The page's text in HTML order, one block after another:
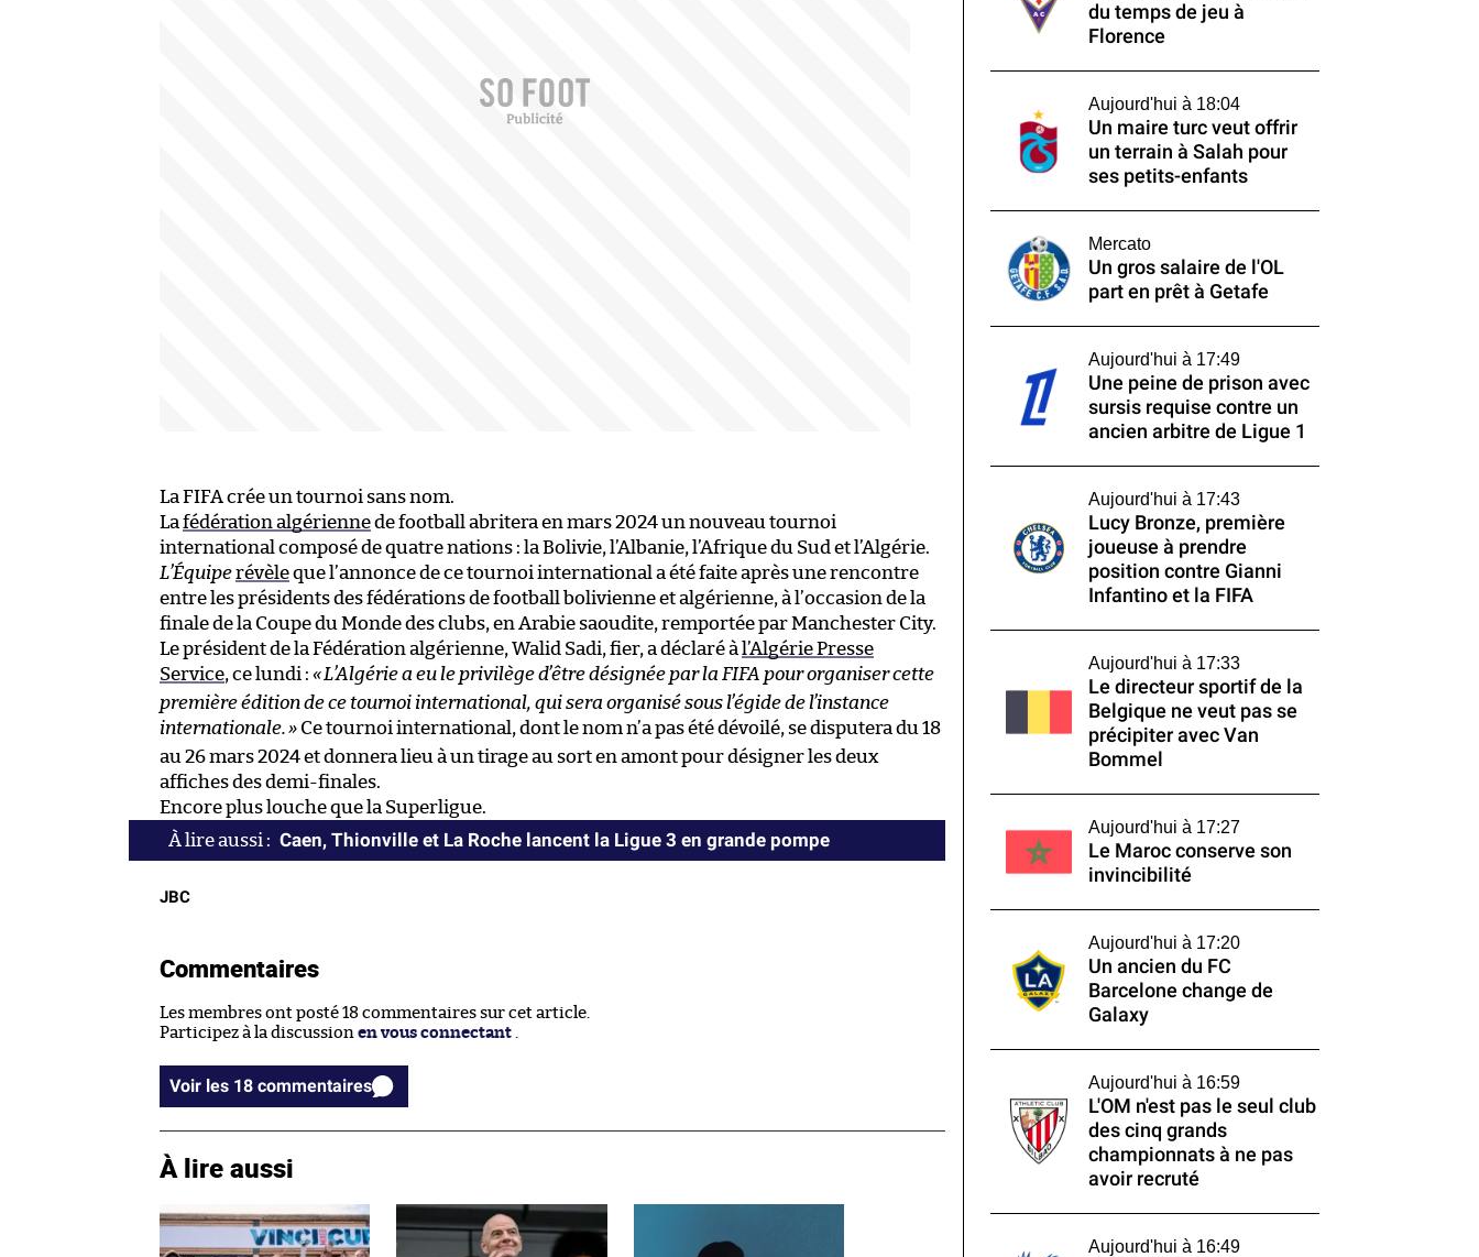
La FIFA crée un tournoi sans nom.
La fédération algériennede football abritera en mars 2024 un nouveau tournoi
international composé de quatre nations : la Bolivie, l’Albanie, l’Afrique du Sud et l’Algérie.
L’Équiperévèleque l’annonce de ce tournoi international a été faite après une rencontre
entre les présidents des fédérations de football bolivienne et algérienne, à l’occasion de la
finale de la Coupe du Monde des clubs, en Arabie saoudite, remportée par Manchester City.
Le président de la Fédération algérienne, Walid Sadi, fier, a déclaré à l’Algérie Presse
Service, ce lundi : «L’Algérie a eu le privilège d’être désignée par la FIFA pour organiser cette
première édition de ce tournoi international, qui sera organisé sous l’égide de l’instance
internationale.» Ce tournoi international, dont le nom n’a pas été dévoilé, se disputera du 18
au 26 mars 2024 et donnera lieu à un tirage au sort en amont pour désigner les deux
affiches des demi-finales.
Encore plus louche que la Superligue.
Caen, Thionville et La Roche lancent la Ligue 3 en grande pompe
JBC
Commentaires
Les membres ont posté 18 commentaires sur cet article.
Participez à la discussion en vous connectant
Voir les 18 commentaires
À lire aussi
du temps de jeu à
Florence
Aujourd'hui à 18:04
Un maire turc veut offrir
un terrain à Salah pour
ses petits-enfants
Mercato
Un gros salaire de l'OL
part en prêt à Getafe
Aujourd'hui à 17:49
Une peine de prison avec
sursis requise contre un
ancien arbitre de Ligue 1
Aujourd'hui à 17:43
Lucy Bronze, première
joueuse à prendre
position contre Gianni
Infantino et la FIFA
Aujourd'hui à 17:33
Le directeur sportif de la
Belgique ne veut pas se
précipiter avec Van
Bommel
Aujourd'hui à 17:27
Le Maroc conserve son
invincibilité
Aujourd'hui à 17:20
Un ancien du FC
Barcelone change de
Galaxy
Aujourd'hui à 16:59
L'OM n'est pas le seul club
des cinq grands
championnats à ne pas
avoir recruté
Aujourd'hui à 16:49